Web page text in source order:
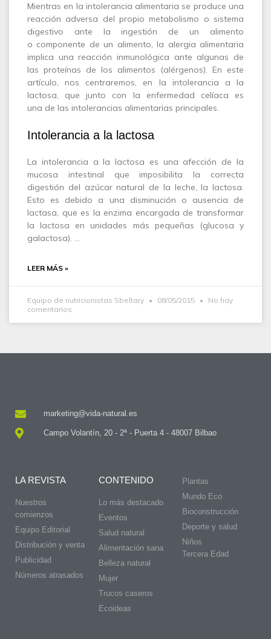
Mientras en la intolerancia alimentaria se produce una
reacción adversa del propio metabolismo o sistema
digestivo ante la ingestión de un alimento
o componente de un alimento, la alergia alimentaria
implica una reacción inmunológica ante algunas de
las proteínas de los alimentos (alérgenos). En este
artículo, nos centraremos, en la intolerancia a la
lactosa, que junto con la enfermedad celíaca es
una de las intolerancias alimentarias principales.
Intolerancia a la lactosa
La intolerancia a la lactosa es una afección de la
mucosa intestinal que imposibilita la correcta
digestión del azúcar natural de la leche, la lactosa.
Esto es debido a una disminución o ausencia de
lactasa, que es la enzima encargada de transformar
la lactosa en unidades más pequeñas (glucosa y
galactosa). …
LEER MÁS »
Equipo de nutricionistas Sbeltary 08/05/2015
No hay
comentarios
marketing@vida-natural.es
Campo Volantín, 20 - 2ª - Puerta 4 - 48007 Bilbao
LA REVISTA
Nuestros
comienzos
Equipo Editorial
Distribución y venta
Publicidad
Números atrasados
CONTENIDO
Lo más destacado
Eventos
Salud natural
Alimentación sana
Belleza natural
Mujer
Trucos caseros
Ecoideas
Plantas
Mundo Eco
Bioconstrucción
Deporte y salud
Niños
Tercera Edad